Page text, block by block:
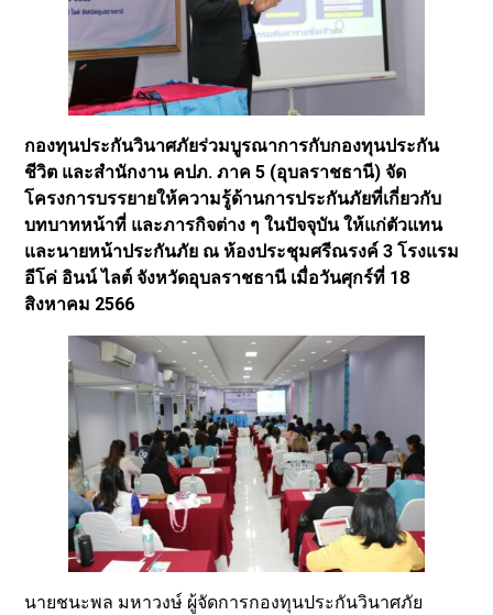
กองทุนประกันวินาศภัยร่วมบูรณาการกับกองทุนประกัน
ชีวิต และสำนักงาน คปภ. ภาค 5 (อุบลราชธานี) จัด
โครงการบรรยายให้ความรู้ด้านการประกันภัยที่เกี่ยวกับ
บทบาทหน้าที่ และภารกิจต่าง ๆ ในปัจจุบัน ให้แก่ตัวแทน
และนายหน้าประกันภัย ณ ห้องประชุมศรีณรงค์ 3 โรงแรม
อีโค่ อินน์ ไลต์ จังหวัดอุบลราชธานี เมื่อวันศุกร์ที่ 18
สิงหาคม 2566
นายชนะพล มหาวงษ์ ผู้จัดการกองทุนประกันวินาศภัย